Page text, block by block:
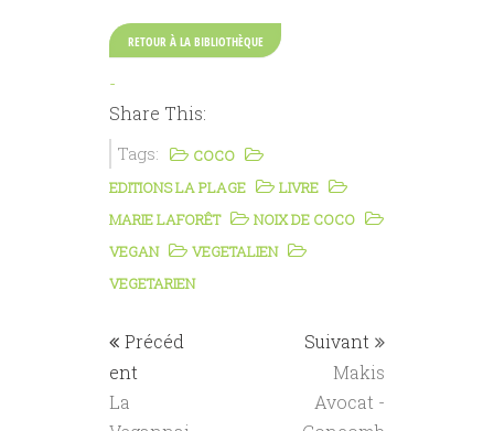
RETOUR À LA BIBLIOTHÈQUE
-
Share This:
Tags:
COCO
EDITIONS LA PLAGE
LIVRE
MARIE LAFORÊT
NOIX DE COCO
VEGAN
VEGETALIEN
VEGETARIEN
Précéd
ent
La
Suivant
Makis
Avocat -